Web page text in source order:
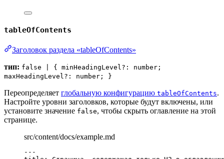
tableOfContents
Заголовок раздела «tableOfContents»
тип: false | { minHeadingLevel?: number;
maxHeadingLevel?: number; }
Переопределяет глобальную конфигурацию tableOfContents.
Настройте уровни заголовков, которые будут включены, или
установите значение false, чтобы скрыть оглавление на этой
странице.
src/content/docs/example.md
---